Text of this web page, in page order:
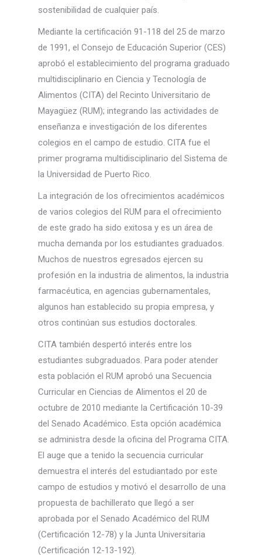
sostenibilidad de cualquier país.
Mediante la certificación 91-118 del 25 de marzo
de 1991, el Consejo de Educación Superior (CES)
aprobó el establecimiento del programa graduado
multidisciplinario en Ciencia y Tecnología de
Alimentos (CITA) del Recinto Universitario de
Mayagüez (RUM); integrando las actividades de
enseñanza e investigación de los diferentes
colegios en el campo de estudio. CITA fue el
primer programa multidisciplinario del Sistema de
la Universidad de Puerto Rico.
La integración de los ofrecimientos académicos
de varios colegios del RUM para el ofrecimiento
de este grado ha sido exitosa y es un área de
mucha demanda por los estudiantes graduados.
Muchos de nuestros egresados ejercen su
profesión en la industria de alimentos, la industria
farmacéutica, en agencias gubernamentales,
algunos han establecido su propia empresa, y
otros continúan sus estudios doctorales.
CITA también despertó interés entre los
estudiantes subgraduados. Para poder atender
esta población el RUM aprobó una Secuencia
Curricular en Ciencias de Alimentos el 20 de
octubre de 2010 mediante la Certificación 10-39
del Senado Académico. Esta opción académica
se administra desde la oficina del Programa CITA.
El auge que a tenido la secuencia curricular
demuestra el interés del estudiantado por este
campo de estudios y motivó el desarrollo de una
propuesta de bachillerato que llegó a ser
aprobada por el Senado Académico del RUM
(Certificación 12-78) y la Junta Universitaria
(Certificación 12-13-192).